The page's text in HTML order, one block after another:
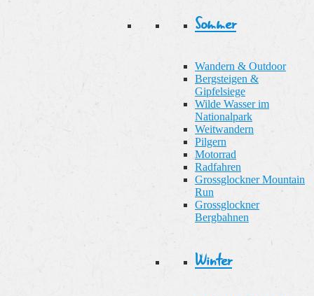
Sommer
Wandern & Outdoor
Bergsteigen &
Gipfelsiege
Wilde Wasser im
Nationalpark
Weitwandern
Pilgern
Motorrad
Radfahren
Grossglockner Mountain
Run
Grossglockner
Bergbahnen
Winter